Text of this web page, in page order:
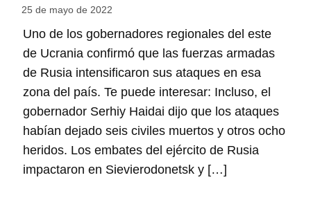
25 de mayo de 2022
Uno de los gobernadores regionales del este
de Ucrania confirmó que las fuerzas armadas
de Rusia intensificaron sus ataques en esa
zona del país. Te puede interesar: Incluso, el
gobernador Serhiy Haidai dijo que los ataques
habían dejado seis civiles muertos y otros ocho
heridos. Los embates del ejército de Rusia
impactaron en Sievierodonetsk y […]